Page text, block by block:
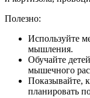
Полезно:
Используйте
мышления.
Обучайте
мышечного
Показывайте,
планировать